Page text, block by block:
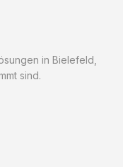
in Bielefeld,
sind.